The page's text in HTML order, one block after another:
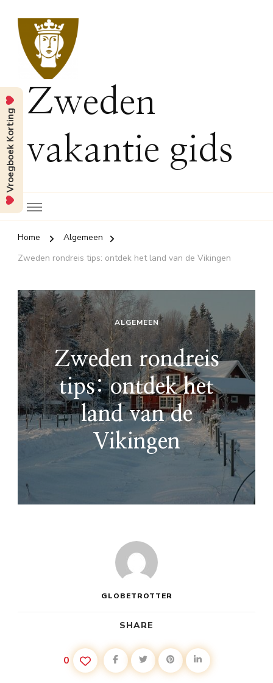
Zweden
vakantie gids
Home
Algemeen
Zweden rondreis tips: ontdek het land van de Vikingen
ALGEMEEN
Zweden rondreis
tips: ontdek het
land van de
Vikingen
GLOBETROTTER
SHARE
0
Vroegboek Korting